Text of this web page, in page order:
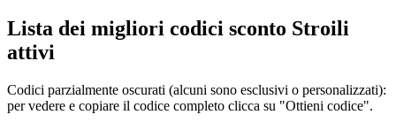
Lista dei migliori codici sconto Stroili
attivi
Codici parzialmente oscurati (alcuni sono esclusivi o personalizzati):
per vedere e copiare il codice completo clicca su "Ottieni codice".